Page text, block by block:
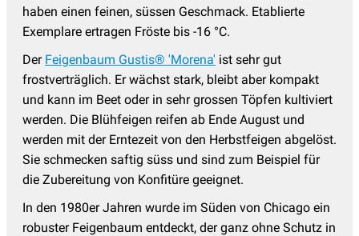
haben einen feinen, süssen Geschmack. Etablierte
Exemplare ertragen Fröste bis -16 °C.
Der Feigenbaum Gustis® 'Morena' ist sehr gut
frostverträglich. Er wächst stark, bleibt aber kompakt
und kann im Beet oder in sehr grossen Töpfen kultiviert
werden. Die Blühfeigen reifen ab Ende August und
werden mit der Erntezeit von den Herbstfeigen abgelöst.
Sie schmecken saftig süss und sind zum Beispiel für
die Zubereitung von Konfitüre geeignet.
In den 1980er Jahren wurde im Süden von Chicago ein
robuster Feigenbaum entdeckt, der ganz ohne Schutz in